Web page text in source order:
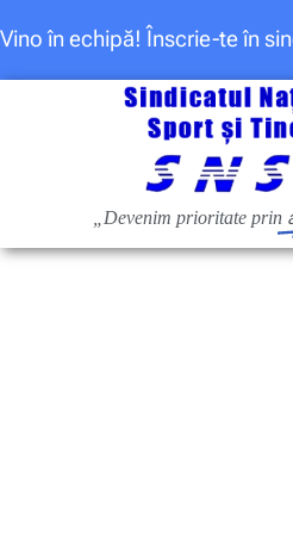
Vino în echipă! Înscrie-te în
„Devenim prioritate prin